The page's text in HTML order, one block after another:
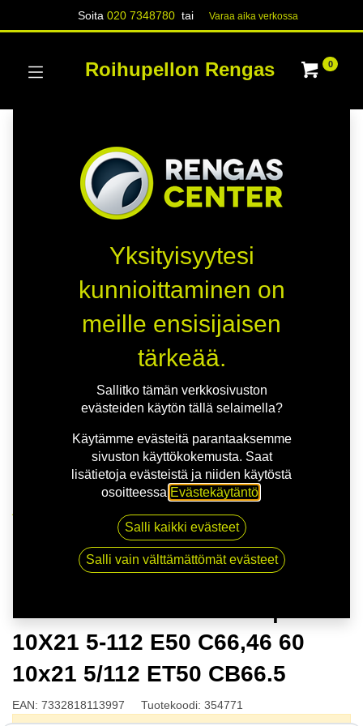
Soita020 7348780 tai Varaa aika verk​​​​ossa
Roihupellon Rengas 0
NITRO APEX FF G.GUN | 10X21 5-112 E50 C66,46 60
10x21 5/112 ET50 CB66.5
10X21 5-112 E50 C66,46 60
10x21 5/112 ET50 CB66.5
EAN: 7332818113997 Tuotekoodi: 354771
Yksityisyytesi
kunnioittaminen on
meille ensisijaisen
tärkeää.
Sallitko tämän verkkosivuston
evästeiden käytön tällä selaimella?
Käytämme evästeitä parantaaksemme
sivuston käyttökokemusta. Saat
lisätietoja evästeistä ja niiden käytöstä
osoitteessa Evästekäytäntö
Salli kaikki evästeet
Salli vain välttämättömät evästeet